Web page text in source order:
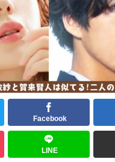
Facebook
LINE